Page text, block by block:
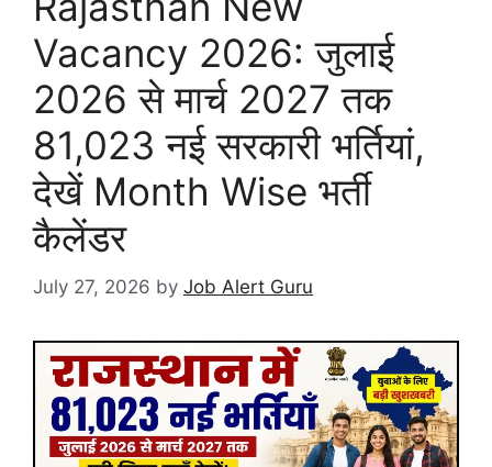
Vacancy 2026: जुलाई
2026 से मार्च 2027 तक
81,023 नई सरकारी भर्तियां,
देखें Month Wise भर्ती
कैलेंडर
July 27, 2026 by Job Alert Guru